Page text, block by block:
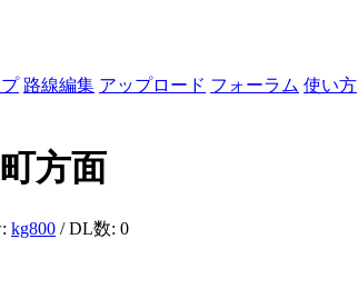
路線編集 アップロード フォーラム 使い方
方面
kg800 / DL数: 0